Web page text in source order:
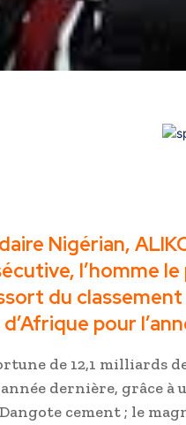
Nigérian,
l’homme
du classement
pour
de 12,1 milliards
dernière, grâce à
cement ; le